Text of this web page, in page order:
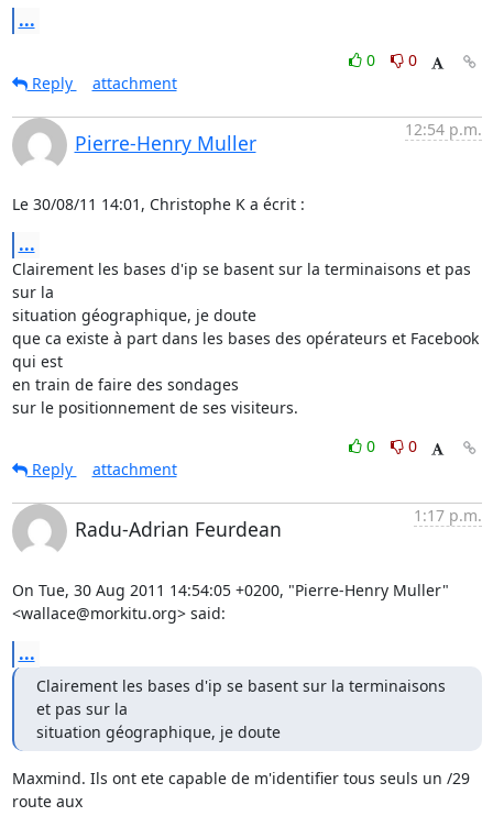
...
0
0
Reply
attachment
Pierre-Henry Muller
12:54 p.m.
Le 30/08/11 14:01, Christophe K a écrit :
...
Clairement les bases d'ip se basent sur la terminaisons et pas
sur la
situation géographique, je doute
que ca existe à part dans les bases des opérateurs et Facebook
qui est
en train de faire des sondages
sur le positionnement de ses visiteurs.
0
0
Reply
attachment
Radu-Adrian Feurdean
1:17 p.m.
On Tue, 30 Aug 2011 14:54:05 +0200, "Pierre-Henry Muller"
<wallace@morkitu.org> said:
...
Clairement les bases d'ip se basent sur la terminaisons
et pas sur la
situation géographique, je doute
Maxmind. Ils ont ete capable de m'identifier tous seuls un /29
route aux